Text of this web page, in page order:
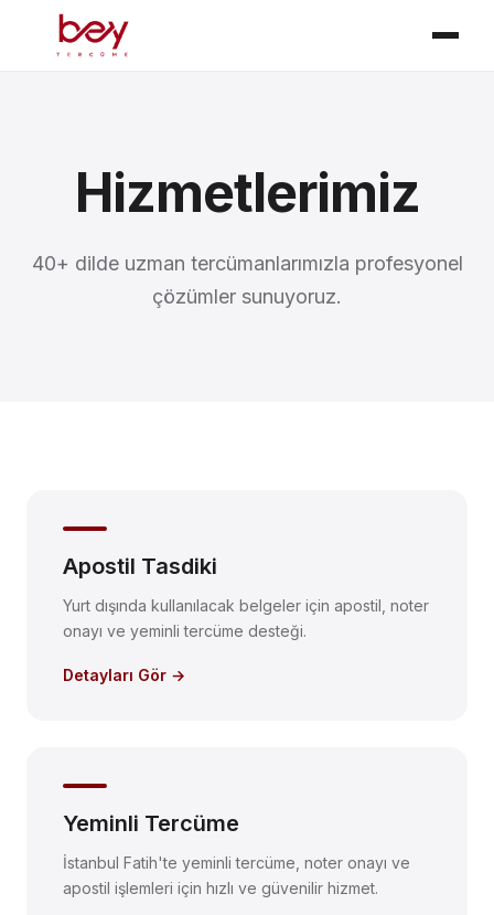
Hizmetlerimiz
40+ dilde uzman tercümanlarımızla profesyonel
çözümler sunuyoruz.
Apostil Tasdiki
Yurt dışında kullanılacak belgeler için apostil, noter
onayı ve yeminli tercüme desteği.
Detayları Gör →
Yeminli Tercüme
İstanbul Fatih'te yeminli tercüme, noter onayı ve
apostil işlemleri için hızlı ve güvenilir hizmet.